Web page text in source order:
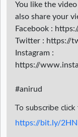
You like the
also share your
Facebook :
Twitter : https://
Instagram :
https://
#anirud
To subscribe
https://bit.ly/